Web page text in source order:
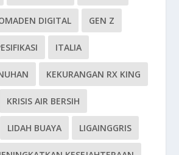
DIGITAL GEN Z
ITALIA
KEKURANGAN RX KING
KRISIS AIR BERSIH
LIDAH BUAYA LIGAINGGRIS